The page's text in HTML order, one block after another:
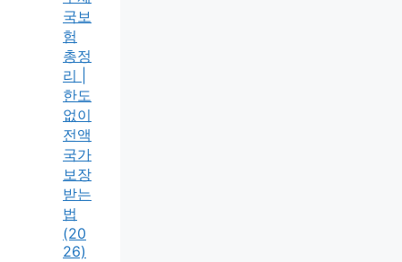
국보
험
총정
리 |
한도
없이
전액
국가
보장
받는
법
(20
26)